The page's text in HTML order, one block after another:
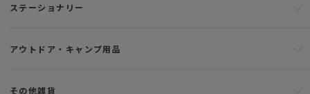
ステーショナリー
アウトドア・キャンプ用品
その他雑貨